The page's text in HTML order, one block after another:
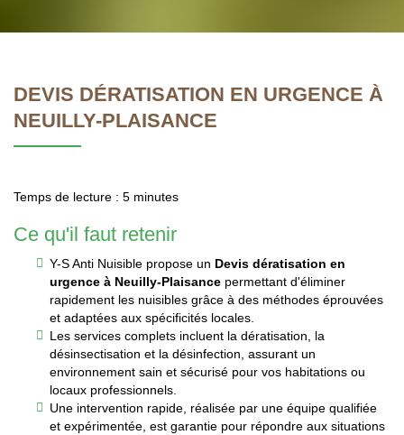
DEVIS DÉRATISATION EN URGENCE À
NEUILLY-PLAISANCE
Temps de lecture : 5 minutes
Ce qu'il faut retenir
Y-S Anti Nuisible propose un Devis dératisation en
urgence à Neuilly-Plaisance permettant d'éliminer
rapidement les nuisibles grâce à des méthodes éprouvées
et adaptées aux spécificités locales.
Les services complets incluent la dératisation, la
désinsectisation et la désinfection, assurant un
environnement sain et sécurisé pour vos habitations ou
locaux professionnels.
Une intervention rapide, réalisée par une équipe qualifiée
et expérimentée, est garantie pour répondre aux situations